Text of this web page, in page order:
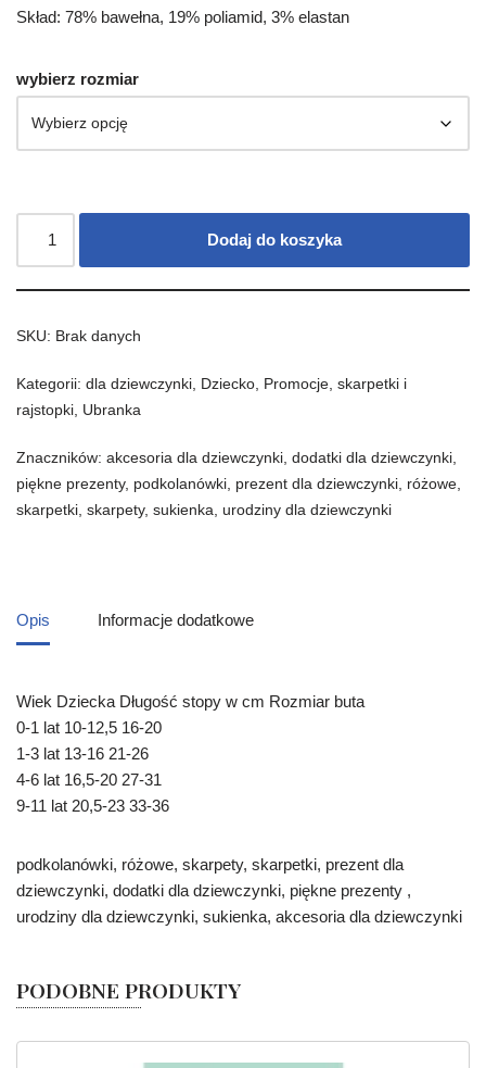
Skład: 78% bawełna, 19% poliamid, 3% elastan
wybierz rozmiar
Dodaj do koszyka
SKU: Brak danych
Kategorii: dla dziewczynki Dziecko Promocje skarpetki i
rajstopki Ubranka
Znaczników: akcesoria dla dziewczynki dodatki dla dziewczynki
piękne prezenty, podkolanówki prezent dla dziewczynki różowe
skarpetki skarpety, sukienka urodziny dla dziewczynki
Opis Informacje dodatkowe
Wiek Dziecka Długość stopy w cm Rozmiar buta
0-1 lat 10-12,5 16-20
1-3 lat 13-16 21-26
4-6 lat 16,5-20 27-31
9-11 lat 20,5-23 33-36
podkolanówki, różowe, skarpety, skarpetki, prezent dla
dziewczynki, dodatki dla dziewczynki, piękne prezenty ,
urodziny dla dziewczynki, sukienka, akcesoria dla dziewczynki
PODOBNE PRODUKTY